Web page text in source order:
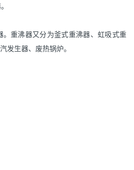
。重沸器又分为釜式重沸器、虹吸式重
发生器、废热锅炉。